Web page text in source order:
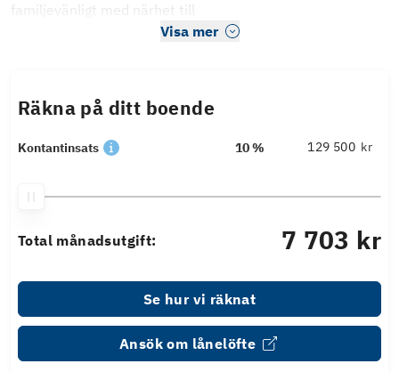
familjevänligt med närhet till
Visa mer
Räkna på ditt boende
Kontantinsats 10 % kr
Total månadsutgift: 7 703 kr
Se hur vi räknat
Ansök om lånelöfte